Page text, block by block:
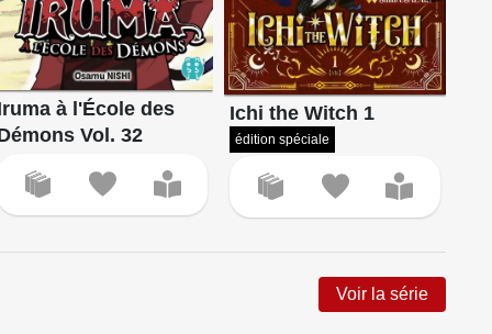
à l'École des
Vol. 32
Ichi the Witch 1
édition spéciale
Voir la série